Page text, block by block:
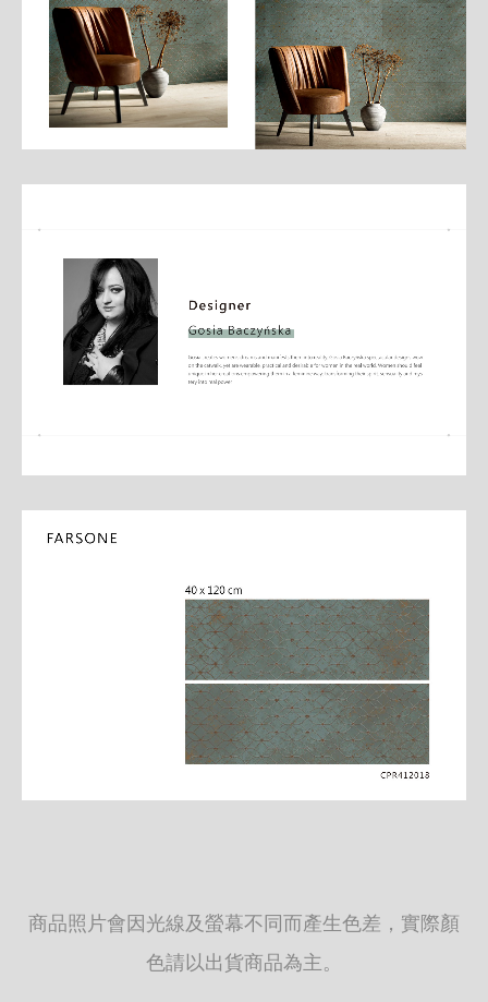
商品照片會因光線及螢幕不同而產生色差，實際顏
色請以出貨商品為主。